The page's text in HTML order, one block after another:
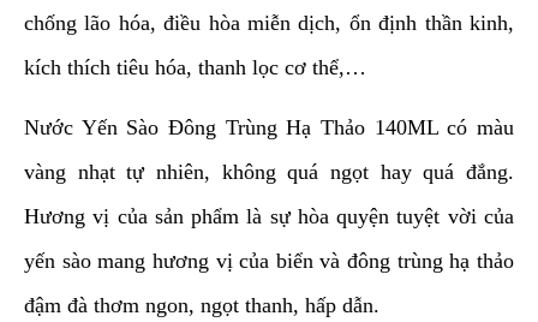
chống lão hóa, điều hòa miễn dịch, ổn định thần kinh,
kích thích tiêu hóa, thanh lọc cơ thể,…
Nước Yến Sào Đông Trùng Hạ Thảo 140ML có màu
vàng nhạt tự nhiên, không quá ngọt hay quá đắng.
Hương vị của sản phẩm là sự hòa quyện tuyệt vời của
yến sào mang hương vị của biển và đông trùng hạ thảo
đậm đà thơm ngon, ngọt thanh, hấp dẫn.